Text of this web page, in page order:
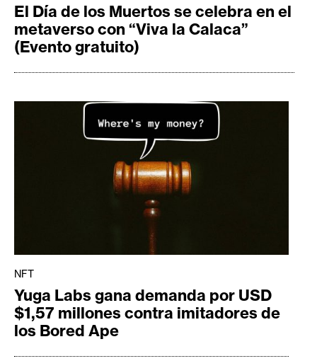
El Día de los Muertos se celebra en el
metaverso con “Viva la Calaca”
(Evento gratuito)
NFT
Yuga Labs gana demanda por USD
$1,57 millones contra imitadores de
los Bored Ape